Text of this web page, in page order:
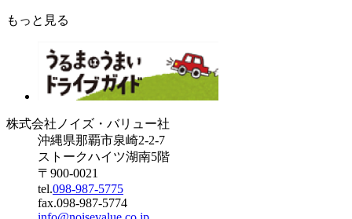
もっと見る
株式会社ノイズ・バリュー社
沖縄県那覇市泉崎2-2-7
ストークハイツ湖南5階
〒900-0021
tel.098-987-5775
fax.098-987-5774